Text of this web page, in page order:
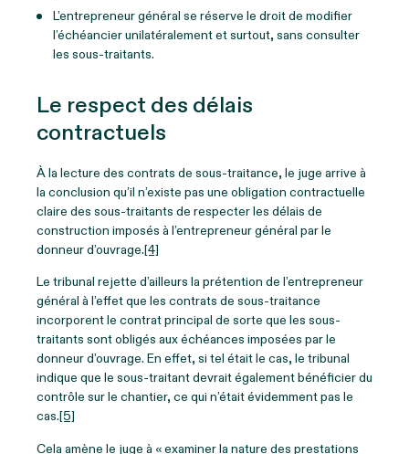
L’entrepreneur général se réserve le droit de modifier
l’échéancier unilatéralement et surtout, sans consulter
les sous-traitants.
Le respect des délais
contractuels
À la lecture des contrats de sous-traitance, le juge arrive à
la conclusion qu’il n’existe pas une obligation contractuelle
claire des sous-traitants de respecter les délais de
construction imposés à l’entrepreneur général par le
donneur d’ouvrage.[4]
Le tribunal rejette d’ailleurs la prétention de l’entrepreneur
général à l’effet que les contrats de sous-traitance
incorporent le contrat principal de sorte que les sous-
traitants sont obligés aux échéances imposées par le
donneur d’ouvrage. En effet, si tel était le cas, le tribunal
indique que le sous-traitant devrait également bénéficier du
contrôle sur le chantier, ce qui n’était évidemment pas le
cas.[5]
Cela amène le juge à « examiner la nature des prestations